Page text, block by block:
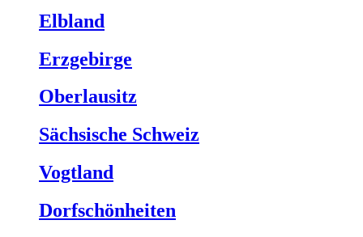
Elbland
Erzgebirge
Oberlausitz
Sächsische Schweiz
Vogtland
Dorfschönheiten